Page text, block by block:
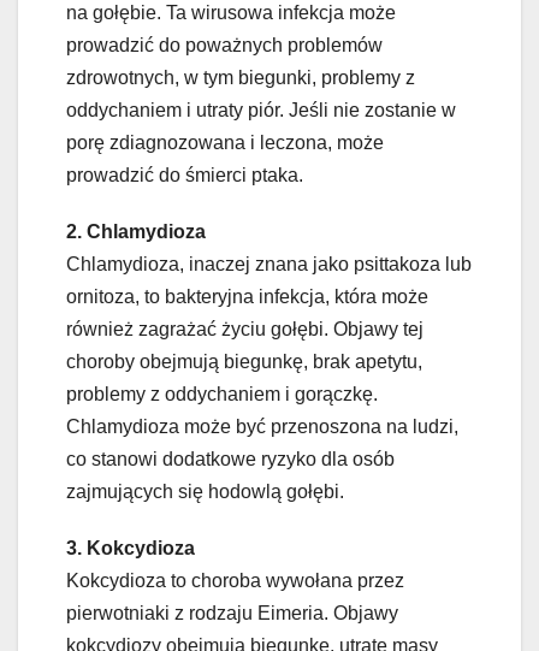
na gołębie. Ta wirusowa infekcja może
prowadzić do poważnych problemów
zdrowotnych, w tym biegunki, problemy z
oddychaniem i utraty piór. Jeśli nie zostanie w
porę zdiagnozowana i leczona, może
prowadzić do śmierci ptaka.
2. Chlamydioza
Chlamydioza, inaczej znana jako psittakoza lub
ornitoza, to bakteryjna infekcja, która może
również zagrażać życiu gołębi. Objawy tej
choroby obejmują biegunkę, brak apetytu,
problemy z oddychaniem i gorączkę.
Chlamydioza może być przenoszona na ludzi,
co stanowi dodatkowe ryzyko dla osób
zajmujących się hodowlą gołębi.
3. Kokcydioza
Kokcydioza to choroba wywołana przez
pierwotniaki z rodzaju Eimeria. Objawy
kokcydiozy obejmują biegunkę, utratę masy